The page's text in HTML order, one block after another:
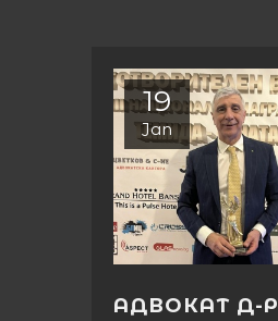
19
Jan
АДВОКАТ Д-Р